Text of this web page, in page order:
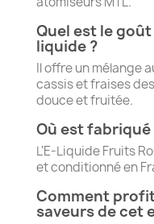
Quel est le
liquide ?
Il offre un mélange
cassis et fraises
douce et fruitée.
Où est
L'E-Liquide Fruits
et conditionné en
Comment
saveurs de cet